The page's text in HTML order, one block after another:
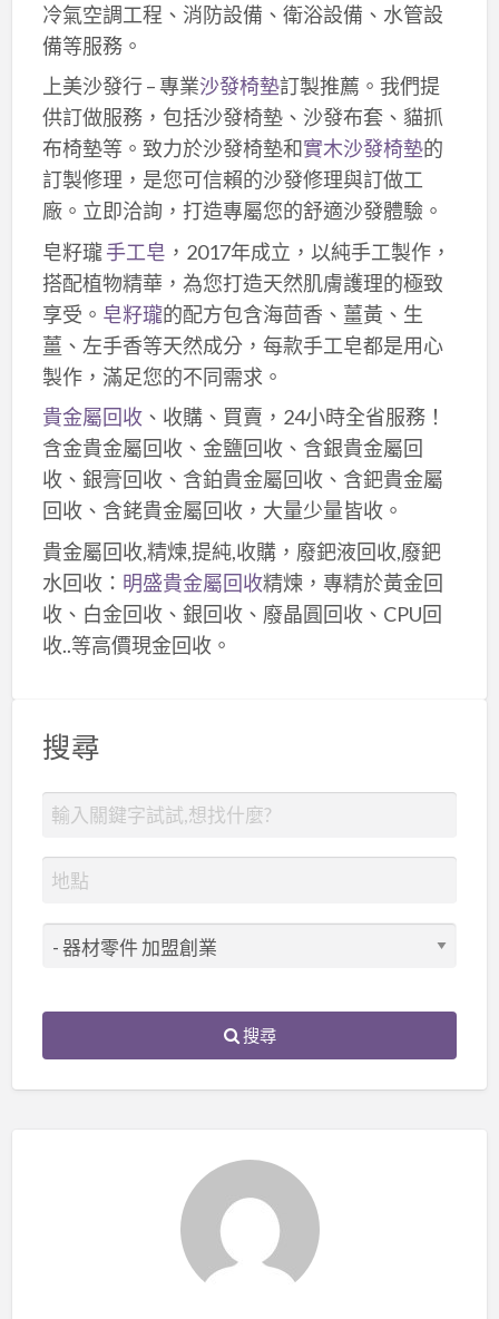
冷氣空調工程、消防設備、衛浴設備、水管設
備等服務。
上美沙發行 – 專業沙發椅墊訂製推薦。我們提
供訂做服務，包括沙發椅墊、沙發布套、貓抓
布椅墊等。致力於沙發椅墊和實木沙發椅墊的
訂製修理，是您可信賴的沙發修理與訂做工
廠。立即洽詢，打造專屬您的舒適沙發體驗。
皂籽瓏手工皂 ，2017年成立，以純手工製作，
搭配植物精華，為您打造天然肌膚護理的極致
享受。 皂籽瓏的配方包含海茴香、薑黃、生
薑、左手香等天然成分，每款手工皂都是用心
製作，滿足您的不同需求。
貴金屬回收、收購、買賣，24小時全省服務！
含金貴金屬回收、金鹽回收、含銀貴金屬回
收、銀膏回收、含鉑貴金屬回收、含鈀貴金屬
回收、含銠貴金屬回收，大量少量皆收。
貴金屬回收,精煉,提純,收購，廢鈀液回收,廢鈀
水回收： 明盛貴金屬回收精煉，專精於黃金回
收、白金回收、銀回收、廢晶圓回收、CPU回
收..等高價現金回收。
搜尋
搜尋